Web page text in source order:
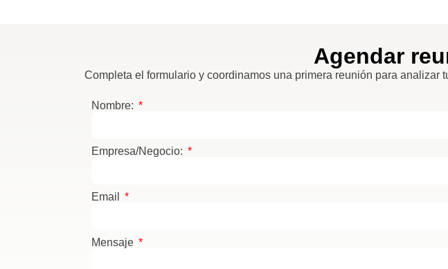
Agendar
Completa el formulario y coordinamos una primera reunión para analizar
Nombre:
Empresa/Negocio:
Email
Mensaje